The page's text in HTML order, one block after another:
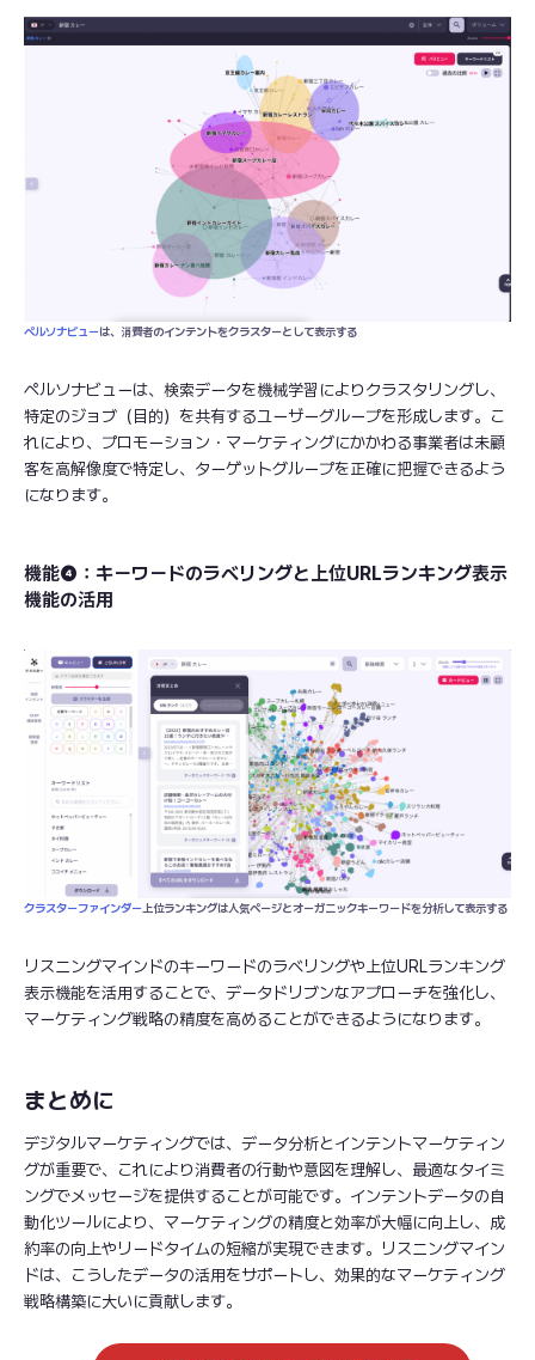
ペルソナビューは、消費者のインテントをクラスターとして表示する
ペルソナビューは、検索データを機械学習によりクラスタリングし、
特定のジョブ（目的）を共有するユーザーグループを形成します。こ
れにより、プロモーション・マーケティングにかかわる事業者は未顧
客を高解像度で特定し、ターゲットグループを正確に把握できるよう
になります。
機能❹：キーワードのラベリングと上位URLランキング表示
機能の活用
クラスターファインダー 上位ランキングは人気ページとオーガニックキーワードを分析して表示する
リスニングマインドのキーワードのラベリングや上位URLランキング
表示機能を活用することで、データドリブンなアプローチを強化し、
マーケティング戦略の精度を高めることができるようになります。
まとめに
デジタルマーケティングでは、データ分析とインテントマーケティン
グが重要で、これにより消費者の行動や意図を理解し、最適なタイミ
ングでメッセージを提供することが可能です。インテントデータの自
動化ツールにより、マーケティングの精度と効率が大幅に向上し、成
約率の向上やリードタイムの短縮が実現できます。リスニングマイン
ドは、こうしたデータの活用をサポートし、効果的なマーケティング
戦略構築に大いに貢献します。